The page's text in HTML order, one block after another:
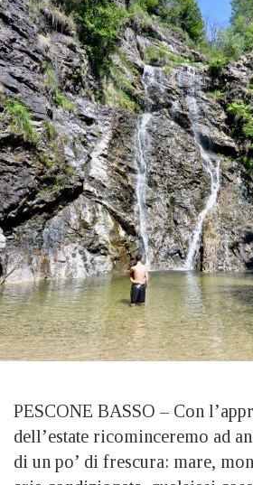
PESCONE BASSO – Con
dell’estate ricominceremo ad
di un po’ di frescura: mare,